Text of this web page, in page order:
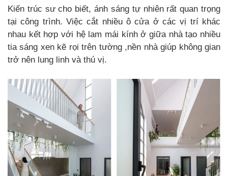
Kiến trúc sư cho biết, ánh sáng tự nhiên rất quan trọng
tại công trình. Việc cắt nhiều ô cửa ở các vị trí khác
nhau kết hợp với hệ lam mái kính ở giữa nhà tạo nhiều
tia sáng xen kẽ rọi trên tường ,nền nhà giúp không gian
trở nên lung linh và thú vị.